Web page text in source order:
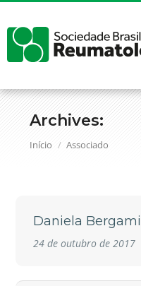
Archives:
Você está aqui:
Início Associado
Daniela
24 de outubro de 2017